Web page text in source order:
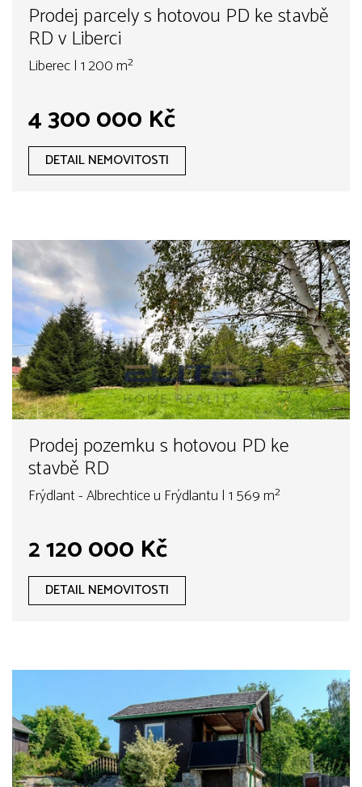
Prodej parcely s hotovou PD ke stavbě
RD v Liberci
Liberec | 1 200 m²
4 300 000 Kč
DETAIL NEMOVITOSTI
Prodej pozemku s hotovou PD ke
stavbě RD
Frýdlant - Albrechtice u Frýdlantu | 1 569 m²
2 120 000 Kč
DETAIL NEMOVITOSTI